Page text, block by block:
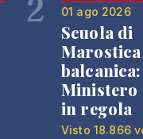
01 ago 2026
Scuola di
Ministero
in regola
Visto 18.866